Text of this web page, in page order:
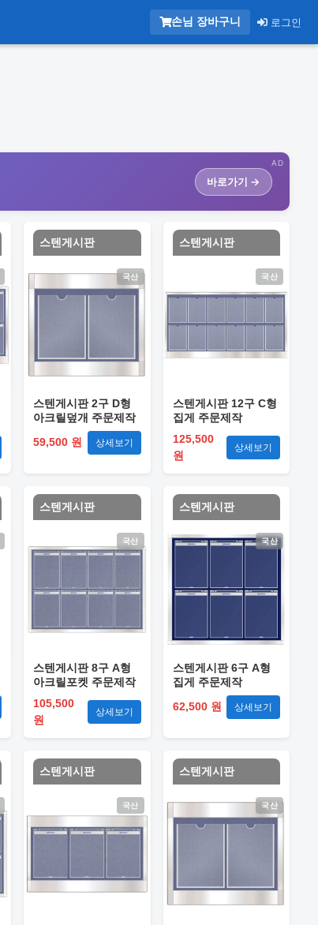
손님 장바구니 로그인
AD
바로가기 →
스텐게시판
국산
스텐게시판 2구 D형
아크릴덮개 주문제작
59,500 원
상세보기
스텐게시판
국산
스텐게시판 12구 C형
집게 주문제작
125,500
원
상세보기
스텐게시판
국산
스텐게시판 8구 A형
아크릴포켓 주문제작
105,500
원
상세보기
스텐게시판
국산
스텐게시판 6구 A형
집게 주문제작
62,500 원
상세보기
스텐게시판
국산
스텐게시판
국산